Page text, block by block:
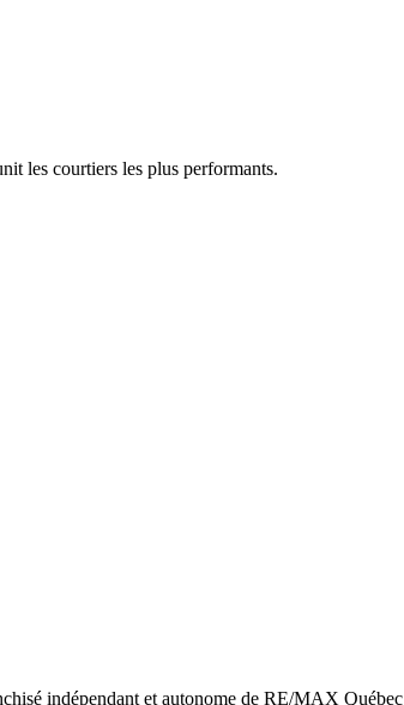
les courtiers les plus performants.
indépendant et autonome de RE/MAX Québec